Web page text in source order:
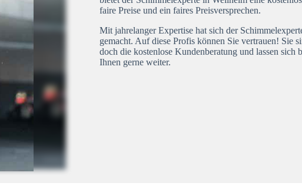
faire Preise und ein faires Preisversprechen.
Mit jahrelanger Expertise hat sich der
gemacht. Auf diese Profis können Sie vertrauen! Sie
doch die kostenlose Kundenberatung und lassen sich
Ihnen gerne weiter.